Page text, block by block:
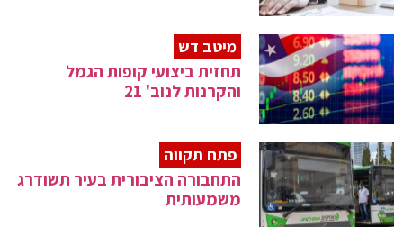
מיטב דש
תחזית ביצועי קופות הגמל
והקרנות לנוב' 21
פתח תקווה
התחבורה הציבורית בעיר תשודרג
משמעותית